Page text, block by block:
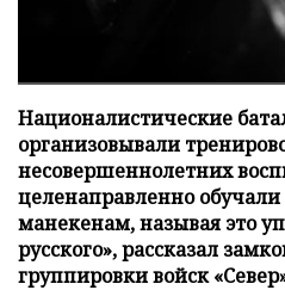
Националистические
организовывали
несовершеннолетних
целенаправленно обучали
манекенам, называя это
русского», рассказал
группировки войск